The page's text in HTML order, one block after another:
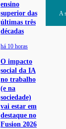
ensino
superior das
últimas três
décadas
há 10 horas
O impacto
social da IA
no trabalho
(e na
sociedade)
vai estar em
destaque no
Fusion 2026
A